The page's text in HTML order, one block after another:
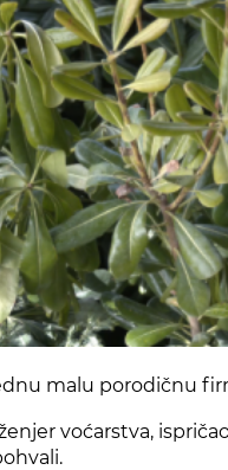
malu porodičnu
voćarstva,